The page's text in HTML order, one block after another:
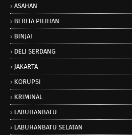
ASAHAN
BERITA PILIHAN
BINJAI
DELI SERDANG
JAKARTA
KORUPSI
KRIMINAL
LABUHANBATU
LABUHANBATU SELATAN